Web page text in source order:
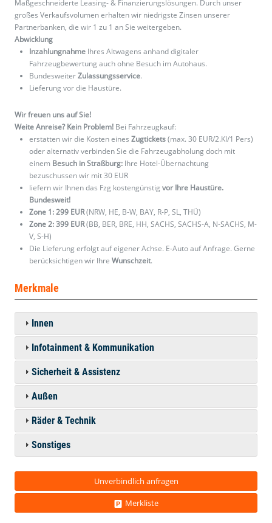
Maßgeschneiderte Leasing- & Finanzierungslösungen. Durch unser
großes Verkaufsvolumen erhalten wir niedrigste Zinsen unserer
Partnerbanken, die wir 1 zu 1 an Sie weitergeben.
Abwicklung
Inzahlungnahme Ihres Altwagens anhand digitaler
Fahrzeugbewertung auch ohne Besuch im Autohaus.
BundesweiterZulassungsservice.
Lieferung vor die Haustüre.
Wir freuen uns auf Sie!
Weite Anreise? Kein Problem! Bei Fahrzeugkauf:
erstatten wir die Kosten eines Zugtickets(max. 30 EUR/2.Kl/1 Pers)
oder alternativ verbinden Sie die Fahrzeugabholung doch mit
einem Besuch in Straßburg: Ihre Hotel-Übernachtung
bezuschussen wir mit 30 EUR
liefern wir Ihnen das Fzg kostengünstig vor Ihre Haustüre.
Bundesweit!
Zone 1: 299 EUR(NRW, HE, B-W, BAY, R-P, SL, THÜ)
Zone 2: 399 EUR(BB, BER, BRE, HH, SACHS, SACHS-A, N-SACHS, M-
V, S-H)
Die Lieferung erfolgt auf eigener Achse. E-Auto auf Anfrage. Gerne
berücksichtigen wir Ihre Wunschzeit.
Merkmale
Innen
Infotainment & Kommunikation
Sicherheit & Assistenz
Außen
Räder & Technik
Sonstiges
Unverbindlich anfragen
Merkliste